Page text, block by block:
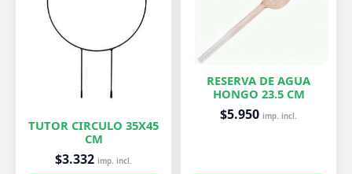
TUTOR CIRCULO 35X45
CM
$3.332 imp. incl.
RESERVA DE AGUA
HONGO 23.5 CM
$5.950 imp. incl.